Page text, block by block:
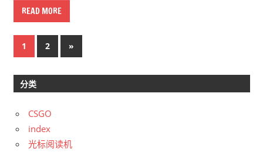
READ MORE
文
导
航
1 2
Next
Posts
»
分类
CSGO
index
光标阅读机